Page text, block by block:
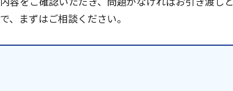
で、まずはご相談ください。